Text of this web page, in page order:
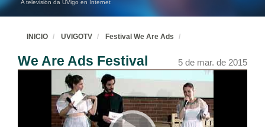
A televisión da UVigo en Internet
INICIO UVIGOTV Festival We Are Ads
We Are Ads Festival 5 de mar. de 2015